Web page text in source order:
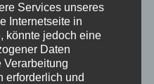
abgesagt wird
absagt.Wir bitten
abzusagen,
sonst
Services unseres
Internetseite in
könnte jedoch eine
Daten
Verarbeitung
erforderlich und